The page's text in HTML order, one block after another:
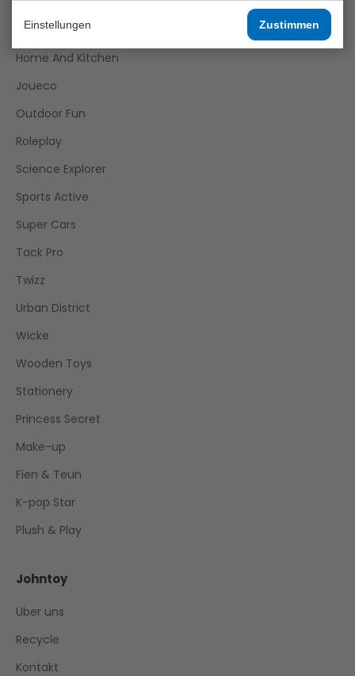
Einstellungen Zustimmen
Happy World
Home And Kitchen
Joueco
Outdoor Fun
Roleplay
Science Explorer
Sports Active
Super Cars
Tack Pro
Twizz
Urban District
Wicke
Wooden Toys
Stationery
Princess Secret
Make-up
Fien & Teun
K-pop Star
Plush & Play
Johntoy
Über uns
Recycle
Kontakt